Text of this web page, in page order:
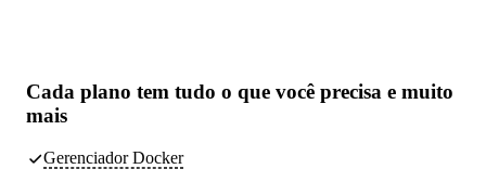
Cada plano tem tudo o que você precisa e muito
mais
Gerenciador Docker